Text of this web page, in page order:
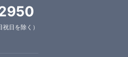
日を除く）